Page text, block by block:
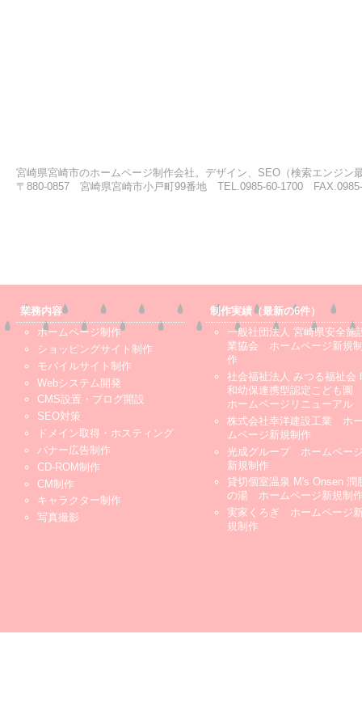
宮崎県宮崎市のホームページ制作会社。デザイン、SEO（検索エンジ
〒880-0857 宮崎県宮崎市小戸町99番地 TEL.0985-60-1700
業務内容
ホームページ制作
ショッピングサイト制作
モバイルサイト制作
Webシステム開発
CMS設置・ブログ開設
SEO対策
ドメイン取得・ホスティング
バナー広告制作
CD-ROM制作
CM制作
キャラクター制作
写真撮影
制作実績（最新の6件）
一般社団法人 宮崎県安全施
業協会 ホームページ新規
作
社会福祉法人 みつる福祉会
和幼保連携型認定こども
ホームページリニューアル
株式会社幸洋建設工業 ホ
ムページ新規制作
光成グループ ホームペー
新規制作
貸切個室温泉 M's Onsen 潤
の湯 ホームページ新規制
実家くろぎ ホームページ
規制作